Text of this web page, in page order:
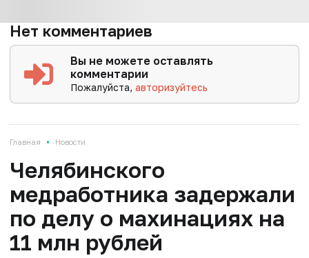
Нет комментариев
Вы не можете оставлять
комментарии
Пожалуйста,авторизуйтесь
Главная • Новости
Челябинского
медработника задержали
по делу о махинациях на
11 млн рублей